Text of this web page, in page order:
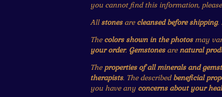
you cannot find this information, please
Allstonesare cleansed before shipping.
The colors shown in the photosmay
your order. Gemstonesarenatural
The properties of all minerals and
therapists. The describedbeneficial
you have any concerns about your